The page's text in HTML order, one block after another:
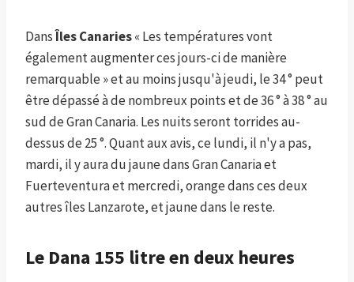
DansÎles Canaries« Les températures vont
également augmenter ces jours-ci de manière
remarquable » et au moins jusqu'à jeudi, le 34 ° peut
être dépassé à de nombreux points et de 36 ° à 38 ° au
sud de Gran Canaria. Les nuits seront torrides au-
dessus de 25 °. Quant aux avis, ce lundi, il n'y a pas,
mardi, il y aura du jaune dans Gran Canaria et
Fuerteventura et mercredi, orange dans ces deux
autres îles Lanzarote, et jaune dans le reste.
Le Dana 155 litre en deux heures